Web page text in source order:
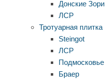
Донские Зори
ЛСР
Тротуарная плитка
Steingot
ЛСР
Подмосковье
Браер